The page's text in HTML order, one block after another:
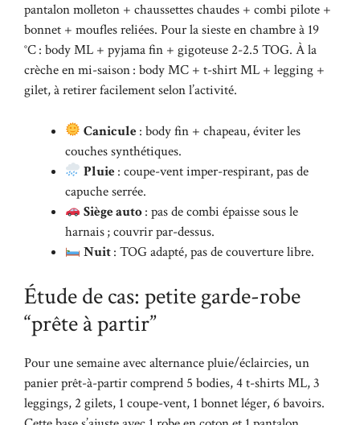
pantalon molleton + chaussettes chaudes + combi pilote +
bonnet + moufles reliées. Pour la sieste en chambre à 19
°C : body ML + pyjama fin + gigoteuse 2-2.5 TOG. À la
crèche en mi-saison : body MC + t-shirt ML + legging +
gilet, à retirer facilement selon l’activité.
Canicule: body fin + chapeau, éviter les
couches synthétiques.
Pluie: coupe-vent imper-respirant, pas de
capuche serrée.
Siège auto: pas de combi épaisse sous le
harnais ; couvrir par-dessus.
Nuit: TOG adapté, pas de couverture libre.
Étude de cas: petite garde-robe
“prête à partir”
Pour une semaine avec alternance pluie/éclaircies, un
panier prêt-à-partir comprend 5 bodies, 4 t-shirts ML, 3
leggings, 2 gilets, 1 coupe-vent, 1 bonnet léger, 6 bavoirs.